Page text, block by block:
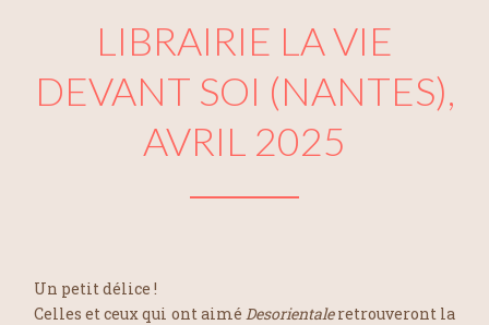
LIBRAIRIE LA VIE
DEVANT SOI (NANTES),
AVRIL 2025
Un petit délice !
Celles et ceux qui ont aimé Desorientaleretrouveront la